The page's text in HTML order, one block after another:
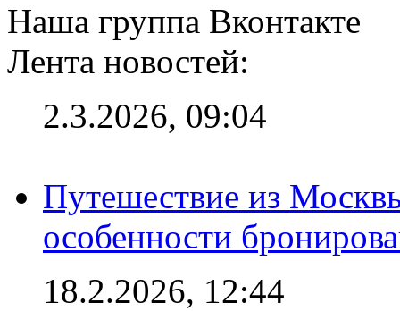
Наша группа Вконтакте
Лента новостей:
2.3.2026, 09:04
Путешествие из
особенности
18.2.2026, 12:44